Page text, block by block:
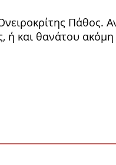
Πάθος.
ή και θανάτου